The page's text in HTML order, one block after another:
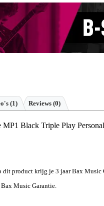
(1) Reviews (0)
MP1 Black Triple Play
dit product krijg je 3 jaar Bax Music
Music Garantie.